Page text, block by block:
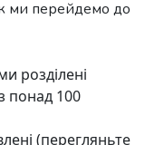
ми перейдемо до
розділені
понад 100
(перегляньте